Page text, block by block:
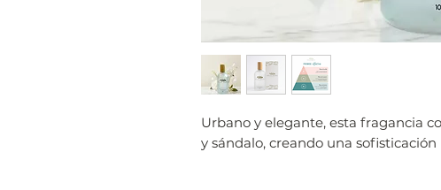
Urbano y elegante, esta fragancia
y sándalo, creando una